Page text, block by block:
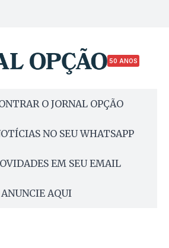
50 ANOS
O JORNAL OPÇÃO
NO SEU WHATSAPP
EM SEU EMAIL
ANUNCIE AQUI